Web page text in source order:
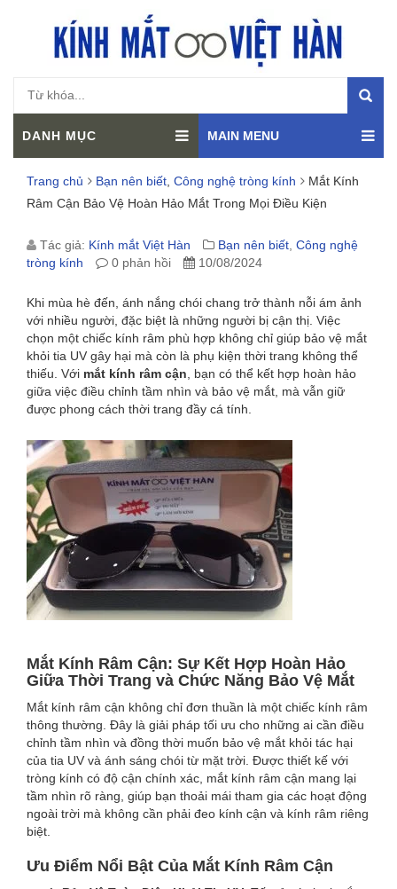
DANH MỤC MAIN MENU
Trang chủ Bạn nên biết Công nghệ tròng kính
Mắt Kính
Râm Cận Bảo Vệ Hoàn Hảo Mắt Trong Mọi Điều Kiện
MẮT
RÂM
CẬN
BẢO
VỆ
HOÀN
HẢO
MẮT
TRONG
MỌI
KIỆN
Tác giả: Kính mắt Việt Hàn Bạn nên biết Công nghệ
tròng kính
0 phản hồi 10/08/2024
Khi mùa hè đến, ánh nắng chói chang trở thành nỗi ám ảnh
với nhiều người, đặc biệt là những người bị cận thị. Việc
chọn một chiếc kính râm phù hợp không chỉ giúp bảo vệ mắt
khỏi tia UV gây hại mà còn là phụ kiện thời trang không thể
thiếu. Với mắt kính râm cận , bạn có thể kết hợp hoàn hảo
giữa việc điều chỉnh tầm nhìn và bảo vệ mắt, mà vẫn giữ
được phong cách thời trang đầy cá tính.
Mắt Kính Râm Cận: Sự Kết Hợp Hoàn Hảo
Giữa Thời Trang và Chức Năng Bảo Vệ Mắt
Mắt kính râm cận không chỉ đơn thuần là một chiếc kính râm
thông thường. Đây là giải pháp tối ưu cho những ai cần điều
chỉnh tầm nhìn và đồng thời muốn bảo vệ mắt khỏi tác hại
của tia UV và ánh sáng chói từ mặt trời. Được thiết kế với
tròng kính có độ cận chính xác, mắt kính râm cận mang lại
tầm nhìn rõ ràng, giúp bạn thoải mái tham gia các hoạt động
ngoài trời mà không cần phải đeo kính cận và kính râm riêng
biệt.
Ưu Điểm Nổi Bật Của Mắt Kính Râm Cận